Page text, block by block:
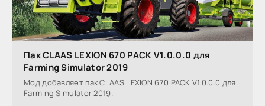
Пак CLAAS LEXION 670 PACK V1.0.0.0 для
Farming Simulator 2019
Мод добавляет пак CLAAS LEXION 670 PACK V1.0.0.0 для
Farming Simulator 2019.